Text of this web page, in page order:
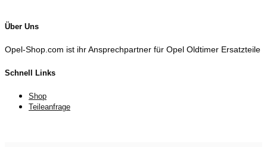
Über Uns
Opel-Shop.com ist ihr Ansprechpartner für Opel Oldtimer Ersatzteile
Schnell Links
Shop
Teileanfrage